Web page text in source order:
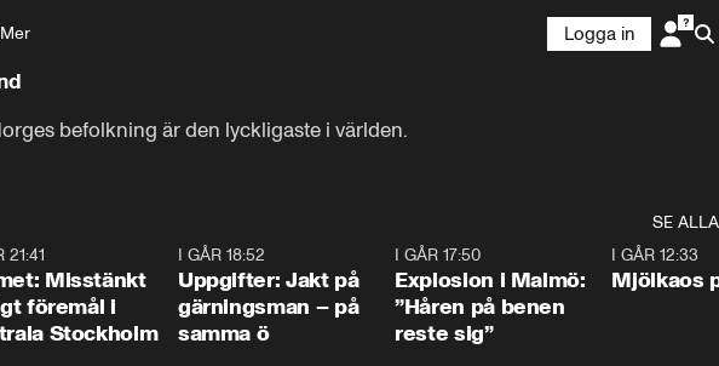
Mer
Logga in
befolkning är den lyckligaste i världen.
SE ALLA
21:41
Misstänkt
föremål i
Stockholm
I GÅR 18:52
Uppgifter: Jakt på
gärningsman – på
samma ö
I GÅR 17:50
Explosion i Malmö:
”Håren på benen
reste sig”
I GÅR 12:33
Mjölkaos